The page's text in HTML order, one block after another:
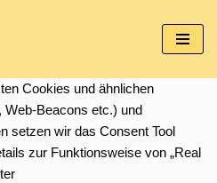
Cookies und ähnlichen
Web-Beacons etc.) und
setzen wir das Consent Tool
zur Funktionsweise von „Real